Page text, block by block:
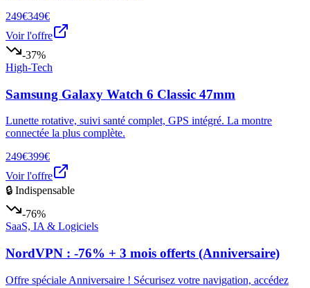
249€349€
Voir l'offre
-37%
High-Tech
Samsung Galaxy Watch 6 Classic 47mm
Lunette rotative, suivi santé complet, GPS intégré. La montre
connectée la plus complète.
249€399€
Voir l'offre
🔒 Indispensable
-76%
SaaS, IA & Logiciels
NordVPN : -76% + 3 mois offerts (Anniversaire)
Offre spéciale Anniversaire ! Sécurisez votre navigation, accédez